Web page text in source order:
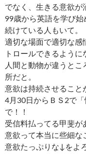
でなく、生きる意欲が
99歳から英語を学び始
続けている人もいて。
適切な場面で適切な感
トロールできるように
人間と動物が違うと
所だと。
意欲は持続させること
4月30日からＢＳ2で
で！！
受信料払ってる甲斐が
意欲って本当に些細な
意欲たっぷりな↓をよ